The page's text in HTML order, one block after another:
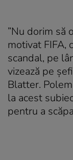
”Nu dorim să
motivat FIFA,
scandal, pe
vizează pe
Blatter.
la acest
pentru a